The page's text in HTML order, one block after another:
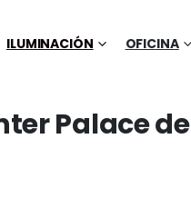
ILUMINACIÓN OFICINA
Palace de